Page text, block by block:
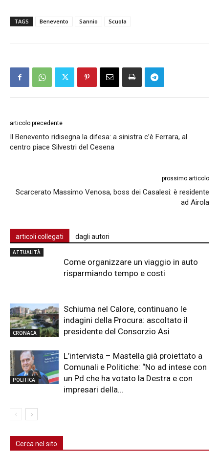
TAGS Benevento Sannio Scuola
articolo precedente
Il Benevento ridisegna la difesa: a sinistra c’è Ferrara, al
centro piace Silvestri del Cesena
prossimo articolo
Scarcerato Massimo Venosa, boss dei Casalesi: è residente
ad Airola
articoli collegati dagli autori
ATTUALITÀ
Come organizzare un viaggio in auto
risparmiando tempo e costi
CRONACA
Schiuma nel Calore, continuano le
indagini della Procura: ascoltato il
presidente del Consorzio Asi
POLITICA
L’intervista – Mastella già proiettato a
Comunali e Politiche: “No ad intese con
un Pd che ha votato la Destra e con
impresari della...
Cerca nel sito